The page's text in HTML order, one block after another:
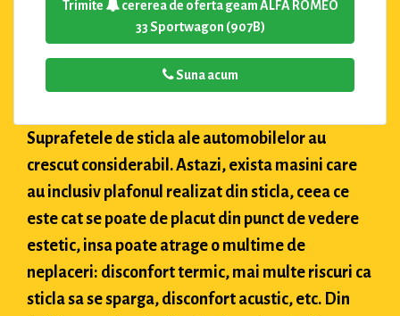
Trimite
cererea de oferta geam ALFA ROMEO
33 Sportwagon (907B)
Suna acum
Suprafetele de sticla ale automobilelor au
crescut considerabil. Astazi, exista masini care
au inclusiv plafonul realizat din sticla, ceea ce
este cat se poate de placut din punct de vedere
estetic, insa poate atrage o multime de
neplaceri: disconfort termic, mai multe riscuri ca
sticla sa se sparga, disconfort acustic, etc. Din